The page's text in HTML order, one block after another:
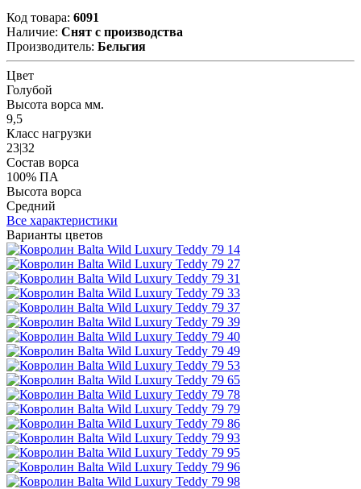
Код товара: 6091
Наличие: Снят с производства
Производитель: Бельгия
Цвет
Голубой
Высота ворса мм.
9,5
Класс нагрузки
23|32
Состав ворса
100% ПА
Высота ворса
Средний
Все характеристики
Варианты цветов
14
27
31
33
37
39
40
49
53
65
78
79
86
93
95
96
98